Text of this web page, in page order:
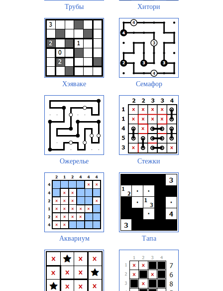
Трубы Хитори
Хэяваке Семафор
Ожерелье Стежки
Аквариум Тапа